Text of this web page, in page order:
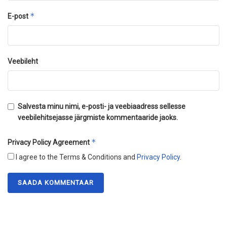
E-post *
Veebileht
Salvesta minu nimi, e-posti- ja veebiaadress sellesse
veebilehitsejasse järgmiste kommentaaride jaoks.
Privacy Policy Agreement *
I agree to the Terms & Conditions and Privacy Policy.